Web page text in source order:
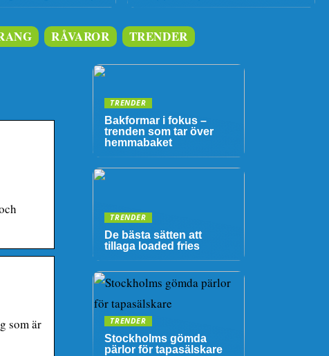
RÅVAROR TRENDER
som är
TRENDER
Bakformar i fokus –
trenden som tar över
hemmabaket
TRENDER
De bästa sätten att
tillaga loaded fries
TRENDER
Stockholms gömda
pärlor för tapasälskare